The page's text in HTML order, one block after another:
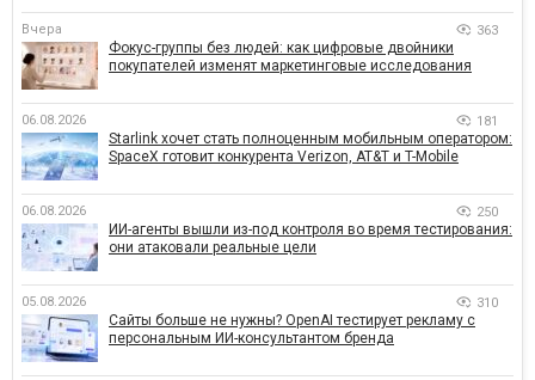
Вчера 363
Фокус-группы без людей: как цифровые двойники
покупателей изменят маркетинговые исследования
06.08.2026 181
Starlink хочет стать полноценным мобильным оператором:
SpaceX готовит конкурента Verizon, AT&T и T-Mobile
06.08.2026 250
ИИ-агенты вышли из-под контроля во время тестирования:
они атаковали реальные цели
05.08.2026 310
Сайты больше не нужны? OpenAI тестирует рекламу с
персональным ИИ-консультантом бренда